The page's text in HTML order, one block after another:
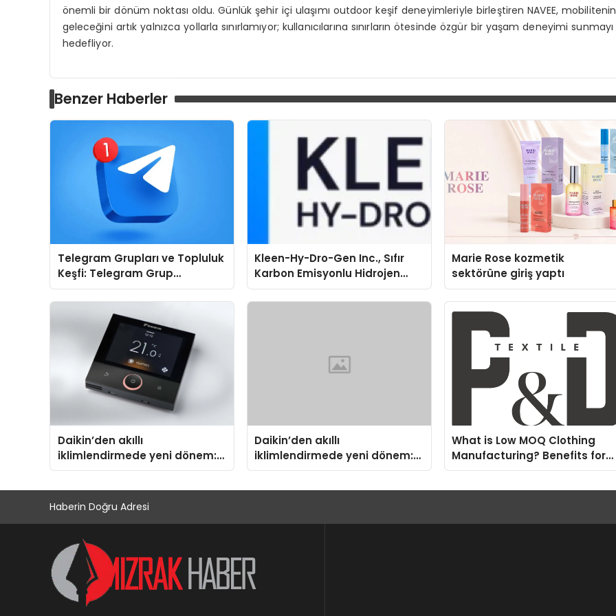
önemli bir dönüm noktası oldu. Günlük şehir içi ulaşımı outdoor keşif deneyimleriyle birleştiren NAVEE, mobilitenin
geleceğini artık yalnızca yollarla sınırlamıyor; kullanıcılarına sınırların ötesinde özgür bir yaşam deneyimi sunmayı
hedefliyor.
Benzer Haberler
Telegram Grupları ve Topluluk
Keşfi: Telegram Grup
Aramalarında Zaman
Kazandıran Yöntem
Kleen-Hy-Dro-Gen Inc., Sıfır
Karbon Emisyonlu Hidrojen
Isıtma Teknolojisinde ISO ve
TSSA Düzenleyici Onaylarını
Marie Rose kozmetik
sektörüne giriş yaptı
Daikin’den akıllı
iklimlendirmede yeni dönem:
Madoka Plus Türkiye’de
Daikin’den akıllı
iklimlendirmede yeni dönem:
Madoka Plus Türkiye’de
What is Low MOQ Clothing
Manufacturing? Benefits for
Fashion Startups
Haberin Doğru Adresi